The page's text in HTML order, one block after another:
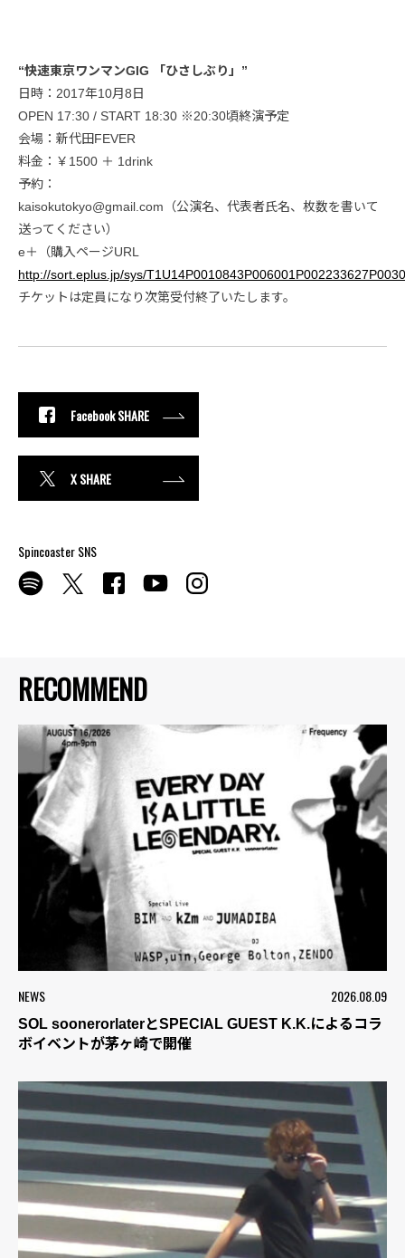
RECOMMEND
NEWS 2026.08.09
SOL soonerorlaterとSPECIAL GUEST K.K.によるコラ
ボイベントが茅ヶ崎で開催
“快速東京ワンマンGIG 「ひさしぶり」”
日時：2017年10月8日
OPEN 17:30 / START 18:30 ※20:30頃終演予定
会場：新代田FEVER
料金：￥1500 ＋ 1drink
予約：
kaisokutokyo@gmail.com（公演名、代表者氏名、枚数を書いて
送ってください）
e＋（購入ページURL
http://sort.eplus.jp/sys/
チケットは定員になり次第受付終了いたします。
Facebook SHARE
X SHARE
Spincoaster SNS